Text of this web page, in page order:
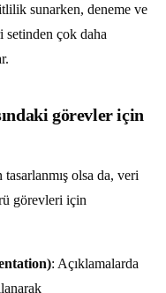
sunarken, deneme ve
çok daha
görevler için
olsa da, veri
görevleri için
: Açıklamalarda